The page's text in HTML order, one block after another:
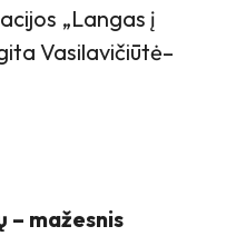
„Langas į
Vasilavičiūtė–
mažesnis